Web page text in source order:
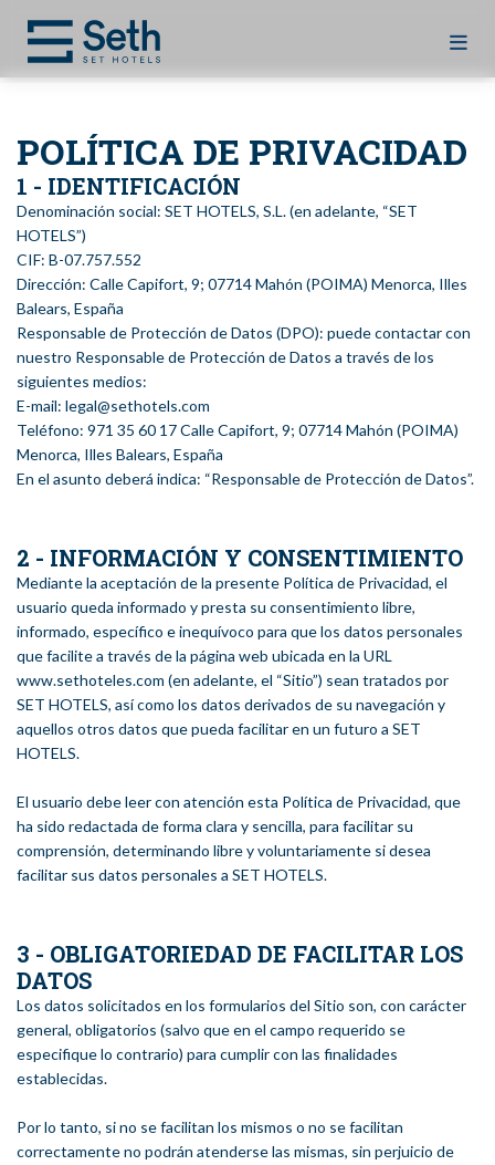
POLÍTICA DE PRIVACIDAD
1 - IDENTIFICACIÓN
Denominación social: SET HOTELS, S.L. (en adelante, “SET
HOTELS”)
CIF: B-07.757.552
Dirección: Calle Capifort, 9; 07714 Mahón (POIMA) Menorca, Illes
Balears, España
Responsable de Protección de Datos (DPO): puede contactar con
nuestro Responsable de Protección de Datos a través de los
siguientes medios:
E-mail: legal@sethotels.com
Teléfono: 971 35 60 17 Calle Capifort, 9; 07714 Mahón (POIMA)
Menorca, Illes Balears, España
En el asunto deberá indica: “Responsable de Protección de Datos”.
2 - INFORMACIÓN Y CONSENTIMIENTO
Mediante la aceptación de la presente Política de Privacidad, el
usuario queda informado y presta su consentimiento libre,
informado, específico e inequívoco para que los datos personales
que facilite a través de la página web ubicada en la URL
www.sethoteles.com (en adelante, el “Sitio”) sean tratados por
SET HOTELS, así como los datos derivados de su navegación y
aquellos otros datos que pueda facilitar en un futuro a SET
HOTELS.
El usuario debe leer con atención esta Política de Privacidad, que
ha sido redactada de forma clara y sencilla, para facilitar su
comprensión, determinando libre y voluntariamente si desea
facilitar sus datos personales a SET HOTELS.
3 - OBLIGATORIEDAD DE FACILITAR LOS
DATOS
Los datos solicitados en los formularios del Sitio son, con carácter
general, obligatorios (salvo que en el campo requerido se
especifique lo contrario) para cumplir con las finalidades
establecidas.
Por lo tanto, si no se facilitan los mismos o no se facilitan
correctamente no podrán atenderse las mismas, sin perjuicio de